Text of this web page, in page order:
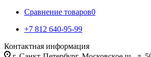
Сравнение товаров0
+7 812 640-95-99
Контактная информация